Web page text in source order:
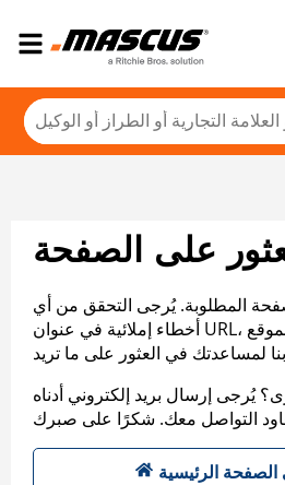
على الصفحة
المطلوبة. يُرجى التحقق من أي
أخطاء إملائية في عنوان URL، أو عرض خريطة الموقع
يُرجى إرسال بريد إلكتروني أدناه
الصفحة الرئيسية